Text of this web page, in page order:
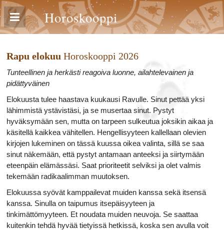
Horoskooppi
Rapu elokuu Horoskooppi 2026
Tunteellinen ja herkästi reagoiva luonne, ailahtelevainen ja
pidättyväinen
Elokuusta tulee haastava kuukausi Ravulle. Sinut pettää yksi
lähimmistä ystävistäsi, ja se musertaa sinut. Pystyt
hyväksymään sen, mutta on tarpeen sulkeutua joksikin aikaa ja
käsitellä kaikkea vähitellen. Hengellisyyteen kallellaan olevien
kirjojen lukeminen on tässä kuussa oikea valinta, sillä se saa
sinut näkemään, että pystyt antamaan anteeksi ja siirtymään
eteenpäin elämässäsi. Saat prioriteetit selviksi ja olet valmis
tekemään radikaalimman muutoksen.
Elokuussa syövät kamppailevat muiden kanssa sekä itsensä
kanssa. Sinulla on taipumus itsepäisyyteen ja
tinkimättömyyteen. Et noudata muiden neuvoja. Se saattaa
kuitenkin tehdä hyvää tietyissä hetkissä, koska sen avulla voit